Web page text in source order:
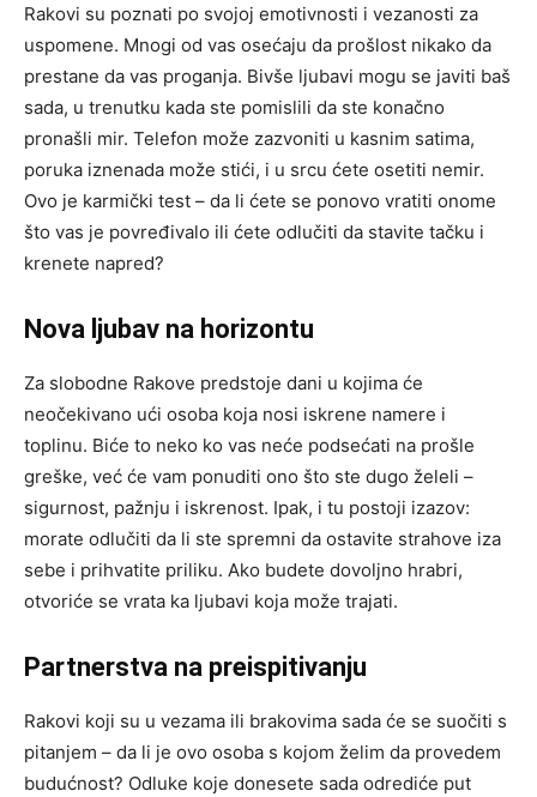
Rakovi su poznati po svojoj emotivnosti i vezanosti za
uspomene. Mnogi od vas osećaju da prošlost nikako da
prestane da vas proganja. Bivše ljubavi mogu se javiti baš
sada, u trenutku kada ste pomislili da ste konačno
pronašli mir. Telefon može zazvoniti u kasnim satima,
poruka iznenada može stići, i u srcu ćete osetiti nemir.
Ovo je karmički test – da li ćete se ponovo vratiti onome
što vas je povređivalo ili ćete odlučiti da stavite tačku i
krenete napred?
Nova ljubav na horizontu
Za slobodne Rakove predstoje dani u kojima će
neočekivano ući osoba koja nosi iskrene namere i
toplinu. Biće to neko ko vas neće podsećati na prošle
greške, već će vam ponuditi ono što ste dugo želeli –
sigurnost, pažnju i iskrenost. Ipak, i tu postoji izazov:
morate odlučiti da li ste spremni da ostavite strahove iza
sebe i prihvatite priliku. Ako budete dovoljno hrabri,
otvoriće se vrata ka ljubavi koja može trajati.
Partnerstva na preispitivanju
Rakovi koji su u vezama ili brakovima sada će se suočiti s
pitanjem – da li je ovo osoba s kojom želim da provedem
budućnost? Odluke koje donesete sada odrediće put